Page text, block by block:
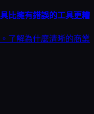
比擁有錯誤的工具更糟
了解為什麼清晰的商業